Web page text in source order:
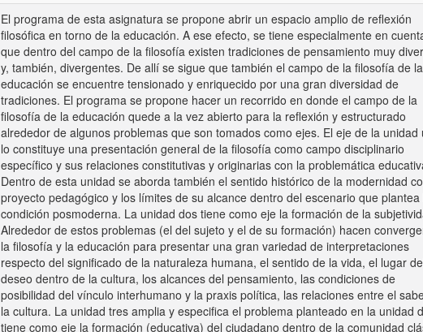
El programa de esta asignatura se propone abrir un espacio amplio de reflexión
filosófica en torno de la educación. A ese efecto, se tiene especialmente en
que dentro del campo de la filosofía existen tradiciones de pensamiento muy
y, también, divergentes. De allí se sigue que también el campo de la filosofía de la
educación se encuentre tensionado y enriquecido por una gran diversidad de
tradiciones. El programa se propone hacer un recorrido en donde el campo de la
filosofía de la educación quede a la vez abierto para la reflexión y estructurado
alrededor de algunos problemas que son tomados como ejes. El eje de la unidad
lo constituye una presentación general de la filosofía como campo disciplinario
específico y sus relaciones constitutivas y originarias con la problemática
Dentro de esta unidad se aborda también el sentido histórico de la modernidad
proyecto pedagógico y los límites de su alcance dentro del escenario que plantea
condición posmoderna. La unidad dos tiene como eje la formación de la
Alrededor de estos problemas (el del sujeto y el de su formación) hacen
la filosofía y la educación para presentar una gran variedad de interpretaciones
respecto del significado de la naturaleza humana, el sentido de la vida, el lugar
deseo dentro de la cultura, los alcances del pensamiento, las condiciones de
posibilidad del vínculo interhumano y la praxis política, las relaciones entre el
la cultura. La unidad tres amplia y especifica el problema planteado en la unidad
tiene como eje la formación (educativa) del ciudadano dentro de la comunidad